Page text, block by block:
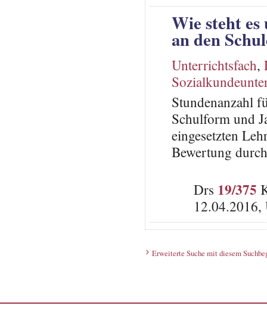
Wie steht
an den
Unterrichtsfach,
Stundenanzahl
Schulform und
eingesetzten
Bewertung
Drs 19/375
12.04.2016,
Erweiterte Suche mit diesem